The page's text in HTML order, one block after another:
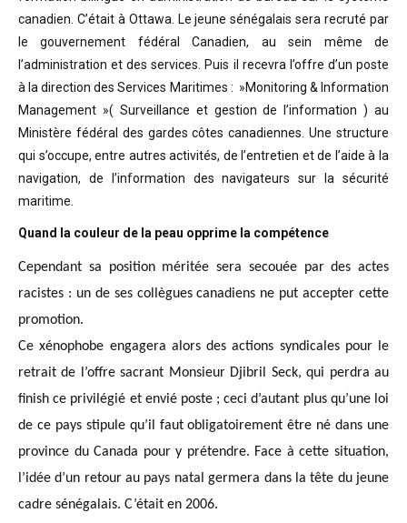
canadien. C’était à Ottawa. Le jeune sénégalais sera recruté par
le gouvernement fédéral Canadien, au sein même de
l’administration et des services. Puis il recevra l’offre d’un poste
à la direction des Services Maritimes : »Monitoring & Information
Management »( Surveillance et gestion de l’information ) au
Ministère fédéral des gardes côtes canadiennes. Une structure
qui s’occupe, entre autres activités, de l’entretien et de l’aide à la
navigation, de l’information des navigateurs sur la sécurité
maritime.
Quand la couleur de la peau opprime la compétence
Cependant sa position méritée sera secouée par des actes
racistes : un de ses collègues canadiens ne put accepter cette
promotion.
Ce xénophobe engagera alors des actions syndicales pour le
retrait de l’offre sacrant Monsieur Djibril Seck, qui perdra au
finish ce privilégié et envié poste ; ceci d’autant plus qu’une loi
de ce pays stipule qu’il faut obligatoirement être né dans une
province du Canada pour y prétendre. Face à cette situation,
l’idée d’un retour au pays natal germera dans la tête du jeune
cadre sénégalais. C’était en 2006.